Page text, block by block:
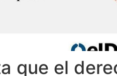
que el